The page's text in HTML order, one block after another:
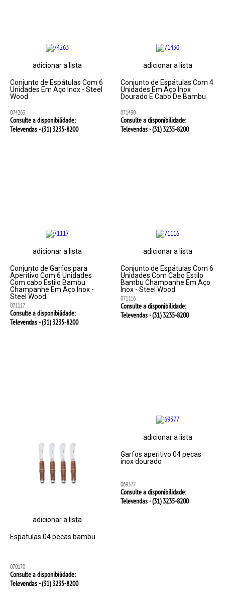
adicionar a lista
Conjunto de Espátulas Com 6
Unidades Em Aço Inox - Steel
Wood
074263
Consulte a disponibilidade:
Televendas - (31)3235-8200
adicionar a lista
Conjunto de Espátulas Com 4
Unidades Em Aço Inox
Dourado E Cabo De Bambu
071430
Consulte a disponibilidade:
Televendas - (31)3235-8200
adicionar a lista
Conjunto de Garfos para
Aperitivo Com 6 Unidades
Com cabo Estilo Bambu
Champanhe Em Aço Inox -
Steel Wood
071117
Consulte a disponibilidade:
Televendas - (31)3235-8200
adicionar a lista
Conjunto de Espátulas Com 6
Unidades Com Cabo Estilo
Bambu Champanhe Em Aço
Inox - Steel Wood
071116
Consulte a disponibilidade:
Televendas - (31)3235-8200
adicionar a lista
Espatulas 04 pecas bambu
070170
Consulte a disponibilidade:
Televendas - (31)3235-8200
adicionar a lista
Garfos aperitivo 04 pecas
inox dourado
069377
Consulte a disponibilidade:
Televendas - (31)3235-8200